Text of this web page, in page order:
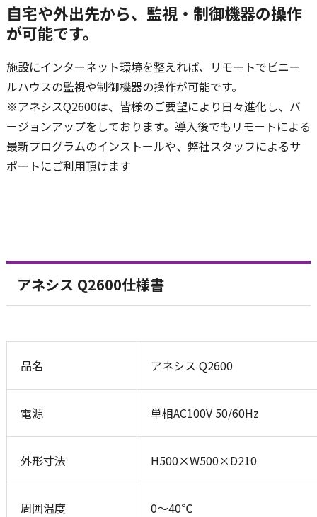
自宅や外出先から、監視・制御機器の操作
が可能です。
施設にインターネット環境を整えれば、リモートでビニー
ルハウスの監視や制御機器の操作が可能です。
※アネシスQ2600は、皆様のご要望により日々進化し、バ
ージョンアップをしております。導入後でもリモートによる
最新プログラムのインストールや、弊社スタッフによるサ
ポートにご利用頂けます
アネシス Q2600仕様書
品名 アネシス Q2600
電源 単相AC100V 50/60Hz
外形寸法 H500×W500×D210
周囲温度 0～40℃